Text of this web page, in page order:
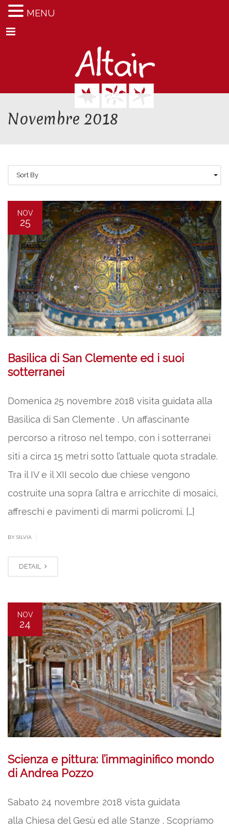
Menu
Novembre 2018
Sort By
NOV
25
Basilica di San Clemente ed i suoi
sotterranei
Domenica 25 novembre 2018 visita guidata alla
Basilica di San Clemente . Un affascinante
percorso a ritroso nel tempo, con i sotterranei
siti a circa 15 metri sotto l’attuale quota stradale.
Tra il IV e il XII secolo due chiese vengono
costruite una sopra l’altra e arricchite di mosaici,
affreschi e pavimenti di marmi policromi. […]
BY SILVIA
DETAIL
NOV
24
Scienza e pittura: l’immaginifico mondo
di Andrea Pozzo
Sabato 24 novembre 2018 vista guidata
alla Chiesa del Gesù ed alle Stanze . Scopriamo
MENU